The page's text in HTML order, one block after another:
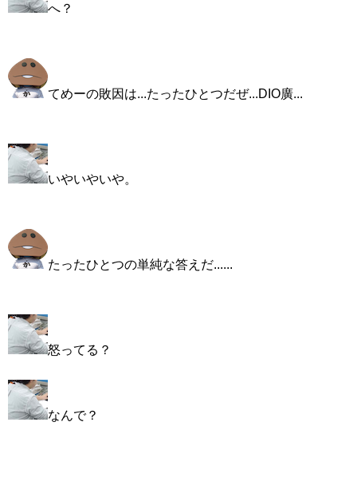
へ？
てめーの敗因は...たったひとつだぜ...DIO廣...
いやいやいや。
たったひとつの単純な答えだ......
怒ってる？
なんで？